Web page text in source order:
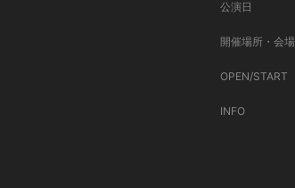
公演日
開催場所・会場
OPEN/START
INFO